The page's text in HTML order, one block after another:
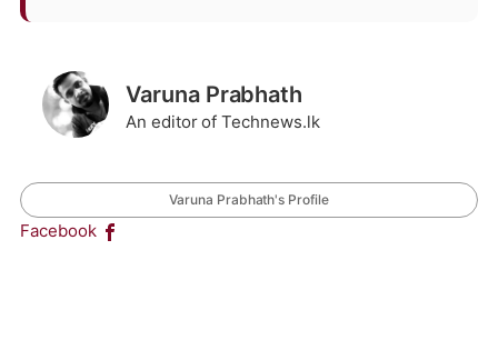
Varuna Prabhath
An editor of Technews.lk
Varuna Prabhath's Profile
Facebook